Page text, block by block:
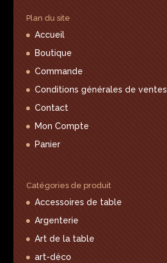
Plan du site
Accueil
Boutique
Commande
Conditions générales de ventes
Contact
Mon Compte
Panier
Catégories de produit
Accessoires de table
Argenterie
Art de la table
art-déco